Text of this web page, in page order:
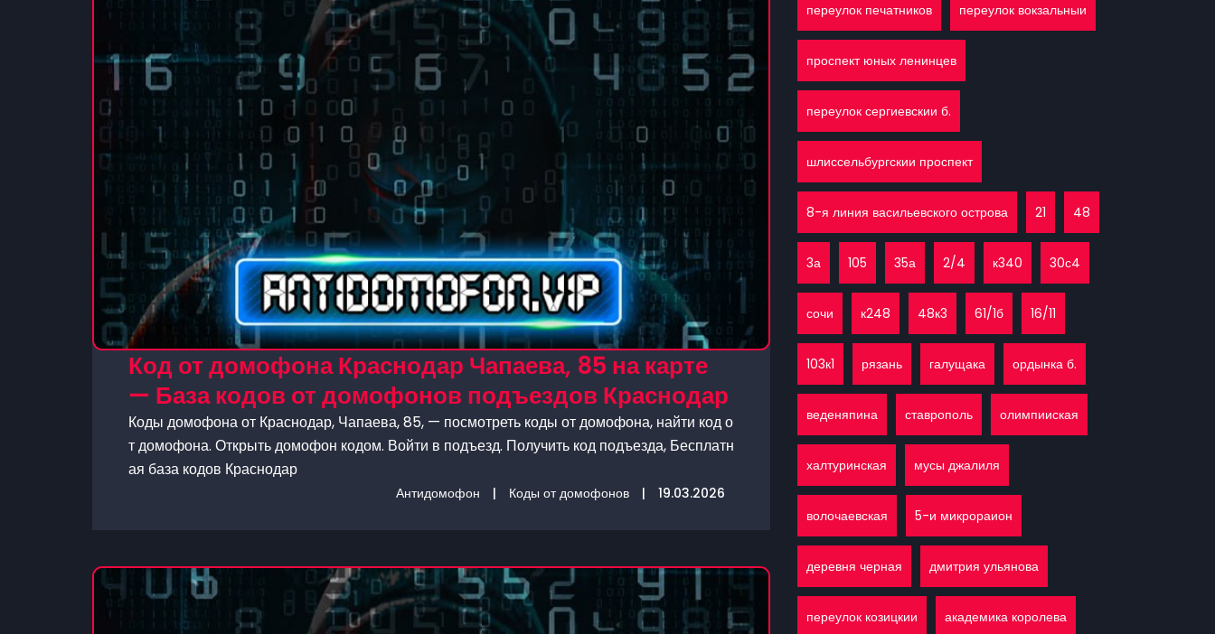
Код от домофона Краснодар Чапаева, 85 на карте
— База кодов от домофонов подъездов Краснодар
Коды домофона от Краснодар, Чапаева, 85, — посмотреть коды от домофона, найти код о
т домофона. Открыть домофон кодом. Войти в подъезд. Получить код подъезда, Бесплатн
ая база кодов Краснодар
Антидомофон | Коды от домофонов | 19.03.2026
переулок печатников переулок вокзальныи
проспект юных ленинцев
переулок сергиевскии б.
шлиссельбургскии проспект
8-я линия васильевского острова 21 48
3а 105 35а 2/4 к340 30с4
сочи к248 48к3 61/1б 16/11
103к1 рязань галущака ордынка б.
веденяпина ставрополь олимпииская
халтуринская мусы джалиля
волочаевская 5-и микрораион
деревня черная дмитрия ульянова
переулок козицкии академика королева